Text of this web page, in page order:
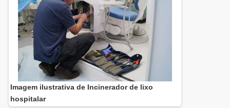
corrimão ...
Imagem ilustrativa de Incinerador de lixo
hospitalar